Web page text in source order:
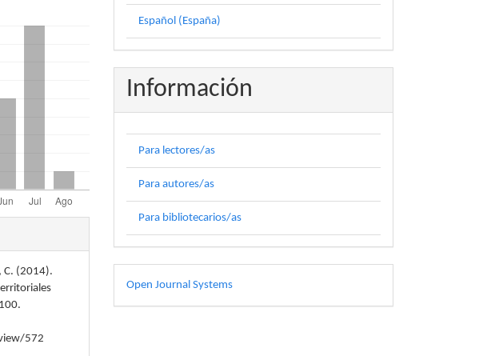
C. (2014).
572
Español (España)
Información
Para lectores/as
Para autores/as
Para bibliotecarios/as
Desarrollado
por
Open Journal Systems